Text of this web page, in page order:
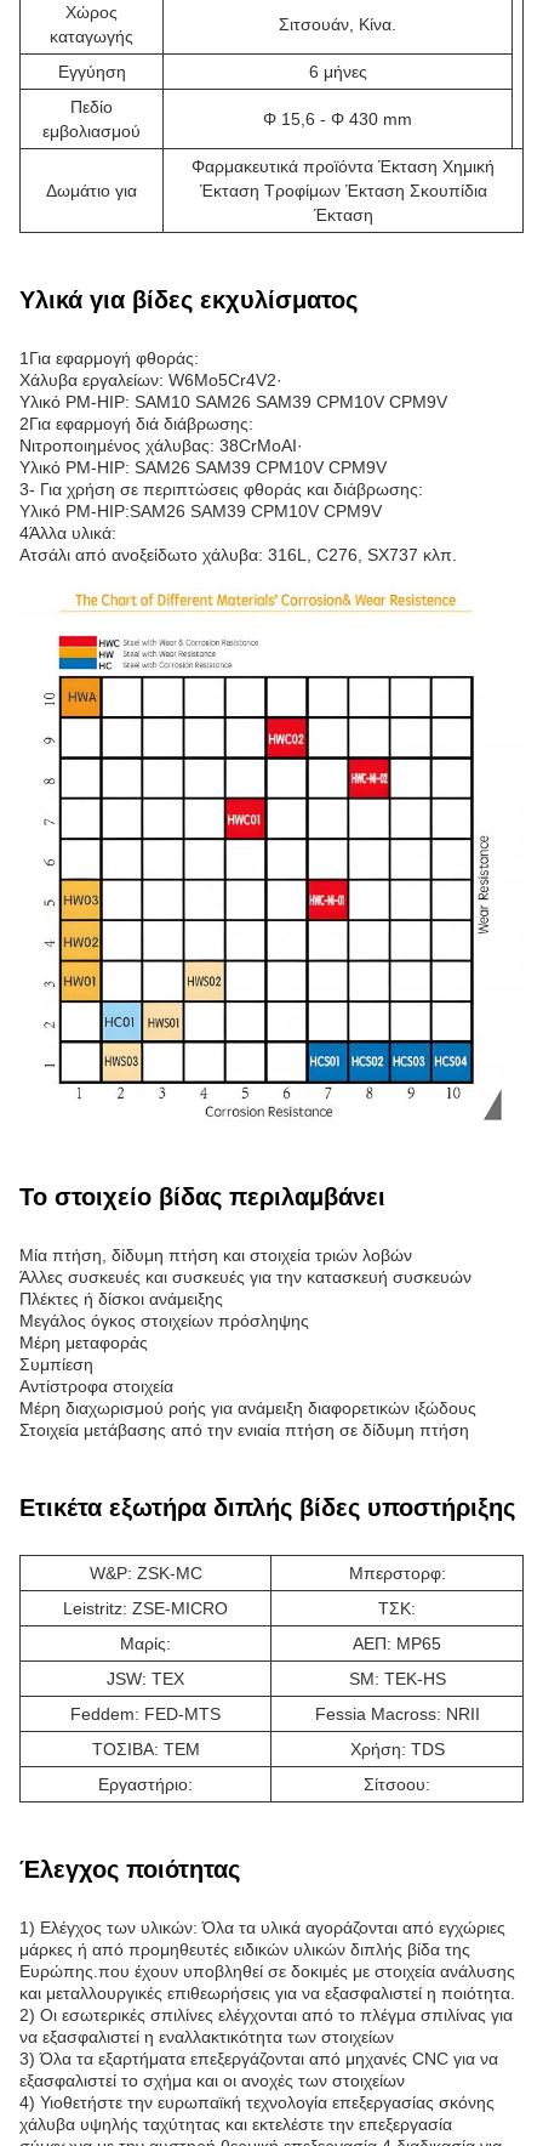
Χώρος
καταγωγής
Σιτσουάν, Κίνα.
Εγγύηση
6 μήνες
Πεδίο
εμβολιασμού
Φ 15,6 - Φ 430 mm
Δωμάτιο για
Φαρμακευτικά προϊόντα Έκταση Χημική
Έκταση Τροφίμων Έκταση Σκουπίδια
Έκταση
Υλικά για βίδες εκχυλίσματος
1Για εφαρμογή φθοράς:
Χάλυβα εργαλείων: W6Mo5Cr4V2·
Υλικό PM-HIP: SAM10 SAM26 SAM39 CPM10V CPM9V
2Για εφαρμογή διά διάβρωσης:
Νιτροποιημένος χάλυβας: 38CrMoAI·
Υλικό PM-HIP: SAM26 SAM39 CPM10V CPM9V
3- Για χρήση σε περιπτώσεις φθοράς και διάβρωσης:
Υλικό PM-HIP:SAM26 SAM39 CPM10V CPM9V
4Άλλα υλικά:
Ατσάλι από ανοξείδωτο χάλυβα: 316L, C276, SX737 κλπ.
Το στοιχείο βίδας περιλαμβάνει
Μία πτήση, δίδυμη πτήση και στοιχεία τριών λοβών
Άλλες συσκευές και συσκευές για την κατασκευή συσκευών
Πλέκτες ή δίσκοι ανάμειξης
Μεγάλος όγκος στοιχείων πρόσληψης
Μέρη μεταφοράς
Συμπίεση
Αντίστροφα στοιχεία
Μέρη διαχωρισμού ροής για ανάμειξη διαφορετικών ιξώδους
Στοιχεία μετάβασης από την ενιαία πτήση σε δίδυμη πτήση
Ετικέτα εξωτήρα διπλής βίδες υποστήριξης
W&P: ZSK-MC
Μπερστορφ:
Leistritz: ZSE-MICRO
ΤΣΚ:
Μαρίς:
ΑΕΠ: MP65
JSW: TEX
SM: TEK-HS
Feddem: FED-MTS
Fessia Macross: NRII
ΤΟΣΙΒΑ: ΤΕΜ
Χρήση: TDS
Εργαστήριο:
Σίτσοου:
Έλεγχος ποιότητας
1) Ελέγχος των υλικών: Όλα τα υλικά αγοράζονται από εγχώριες
μάρκες ή από προμηθευτές ειδικών υλικών διπλής βίδα της
Ευρώπης.που έχουν υποβληθεί σε δοκιμές με στοιχεία ανάλυσης
και μεταλλουργικές επιθεωρήσεις για να εξασφαλιστεί η ποιότητα.
2) Οι εσωτερικές σπιλίνες ελέγχονται από το πλέγμα σπιλίνας για
να εξασφαλιστεί η εναλλακτικότητα των στοιχείων
3) Όλα τα εξαρτήματα επεξεργάζονται από μηχανές CNC για να
εξασφαλιστεί το σχήμα και οι ανοχές των στοιχείων
4) Υιοθετήστε την ευρωπαϊκή τεχνολογία επεξεργασίας σκόνης
χάλυβα υψηλής ταχύτητας και εκτελέστε την επεξεργασία